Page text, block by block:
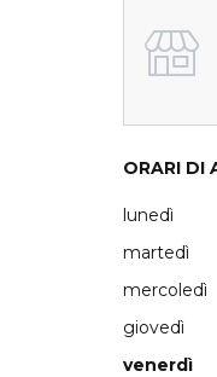
ORARI DI
lunedì
martedì
mercoledì
giovedì
venerdì